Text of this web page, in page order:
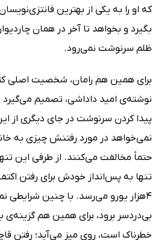
که او را به یکی از بهترین
بگیرد و بخواهد تا آخر در همان
ظلم سرنوشت نمی‌رود.
برای همین هم رامان، شخصیت اصلی
نوشته‌ی امید داداشی، تصمیم می‌گیرد
پیدا کردن سرنوشت در جای دیگری از
نمی‌خواهد در مورد رفتنش چیزی به
حتماً مخالفت می‌کنند. از طرفی این
تنها به پس‌انداز خودش برای رفتن
4هزار یورو می‌رسد. با چنین شرایطی
بی‌دردسر برود، برای همین هم گزینه‌ی
خطرناک است‌، روی میز می‌آید؛ رفتن